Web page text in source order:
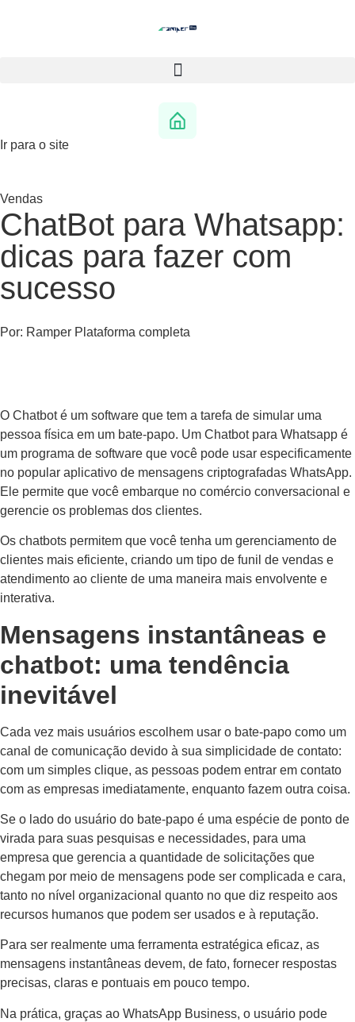
Ir para o site
Vendas
ChatBot para Whatsapp:
dicas para fazer com
sucesso
Por: Ramper Plataforma completa
O Chatbot é um software que tem a tarefa de simular uma
pessoa física em um bate-papo. Um Chatbot para Whatsapp é
um programa de software que você pode usar especificamente
no popular aplicativo de mensagens criptografadas WhatsApp.
Ele permite que você embarque no comércio conversacional e
gerencie os problemas dos clientes.
Os chatbots permitem que você tenha um gerenciamento de
clientes mais eficiente, criando um tipo de funil de vendas e
atendimento ao cliente de uma maneira mais envolvente e
interativa.
Mensagens instantâneas e
chatbot: uma tendência
inevitável
Cada vez mais usuários escolhem usar o bate-papo como um
canal de comunicação devido à sua simplicidade de contato:
com um simples clique, as pessoas podem entrar em contato
com as empresas imediatamente, enquanto fazem outra coisa.
Se o lado do usuário do bate-papo é uma espécie de ponto de
virada para suas pesquisas e necessidades, para uma
empresa que gerencia a quantidade de solicitações que
chegam por meio de mensagens pode ser complicada e cara,
tanto no nível organizacional quanto no que diz respeito aos
recursos humanos que podem ser usados ​​e à reputação.
Para ser realmente uma ferramenta estratégica eficaz, as
mensagens instantâneas devem, de fato, fornecer respostas
precisas, claras e pontuais em pouco tempo.
Na prática, graças ao WhatsApp Business, o usuário pode